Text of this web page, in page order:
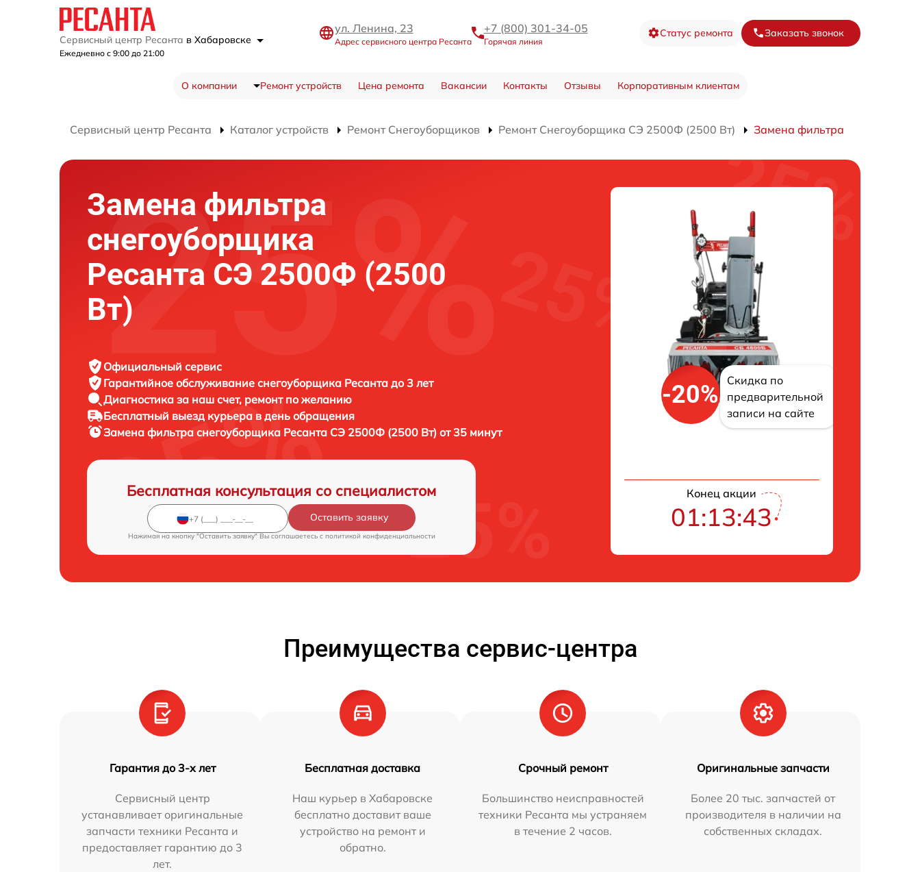
Сервисный центр Ресанта в Хабаровске
Ежедневно с 9:00 до 21:00
ул. Ленина, 23
Адрес сервисного центра Ресанта
+7 (800) 301-34-05
Горячая линия
Статус ремонта Заказать звонок
О компании Ремонт устройств Цена ремонта Вакансии Контакты Отзывы Корпоративным клиентам
Сервисный центр Ресанта Каталог устройств Ремонт Снегоуборщиков Ремонт Снегоуборщика СЭ 2500Ф (2500 Вт) Замена фильтра
Замена фильтра
снегоуборщика
Ресанта СЭ 2500Ф (2500
Вт)
Официальный сервис
Гарантийное обслуживание снегоуборщика Ресанта до 3 лет
Диагностика за наш счет, ремонт по желанию
Бесплатный выезд курьера в день обращения
Замена фильтра снегоуборщика Ресанта СЭ 2500Ф (2500 Вт) от 35 минут
Бесплатная консультация со специалистом
Оставить заявку
Нажимая на кнопку "Оставить заявку" Вы соглашаетесь c политикой конфиденциальности
-20%
Скидка по
предварительной
записи на сайте
Конец акции
01:13:42
Преимущества сервис-центра
Гарантия до 3-х лет
Сервисный центр
устанавливает оригинальные
запчасти техники Ресанта и
предоставляет гарантию до 3
лет.
Бесплатная доставка
Наш курьер в Хабаровске
бесплатно доставит ваше
устройство на ремонт и
обратно.
Срочный ремонт
Большинство неисправностей
техники Ресанта мы устраняем
в течение 2 часов.
Оригинальные запчасти
Более 20 тыс. запчастей от
производителя в наличии на
собственных складах.